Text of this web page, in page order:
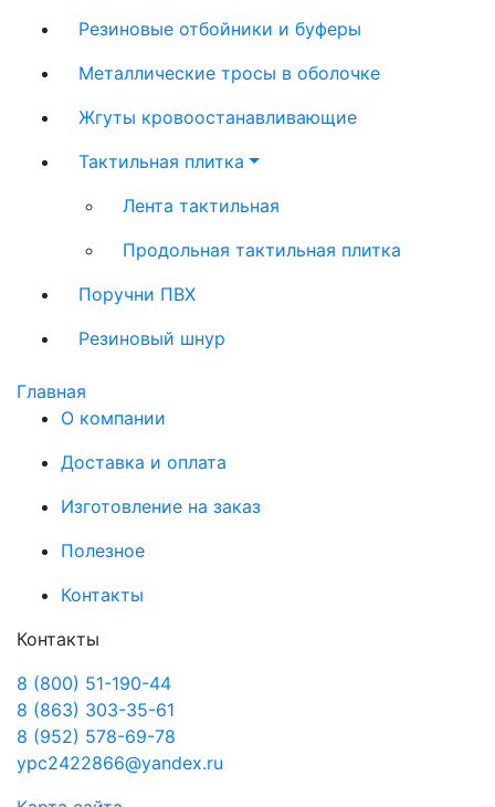
Резиновые отбойники и буферы
Металлические тросы в оболочке
Жгуты кровоостанавливающие
Тактильная плитка
Лента тактильная
Продольная тактильная плитка
Поручни ПВХ
Резиновый шнур
Главная
О компании
Доставка и оплата
Изготовление на заказ
Полезное
Контакты
Контакты
8 (800) 51-190-44
8 (863) 303-35-61
8 (952) 578-69-78
ypc2422866@yandex.ru